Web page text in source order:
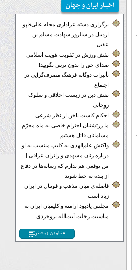
اخبـار ایران و جهان
برگزاری دسته عزاداری محله عالی‌قاپو
اردبیل در سالروز شهادت مسلم بن
عقیل
نقش ورزش در تقویت هویت اسلامی
صدای حق را بدون ترس بگویید!
تأثیرات دوگانه فرهنگ مصرف‌گرایی در
اجتماع
نقش دین در زیست اخلاقی و سلوک
روحانی
احکام کاشت ناخن از نظر شرعی
ما زرتشتیان احترام خاصی به ماه محرّم
مسلمانان قائل هستیم
واکنش علم‌الهدی به کلیپ منتسب به او
درباره زنان مشهدی و زائران عراقی |
من توقعی هم ندارم که رسانه‌ها در دفاع
از بنده به خط شوند
فاصله‌ی میان مذهب و فوتبال در ایران
زیاد است
مجلس یادبود ارامنه و کلیمیان ایران به
مناسبت رحلت آیت‌الله بروجردی
عناوین بیشتر